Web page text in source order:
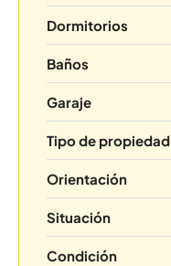
Dormitorios
Baños
Garaje
Tipo de propiedad
Orientación
Situación
Condición